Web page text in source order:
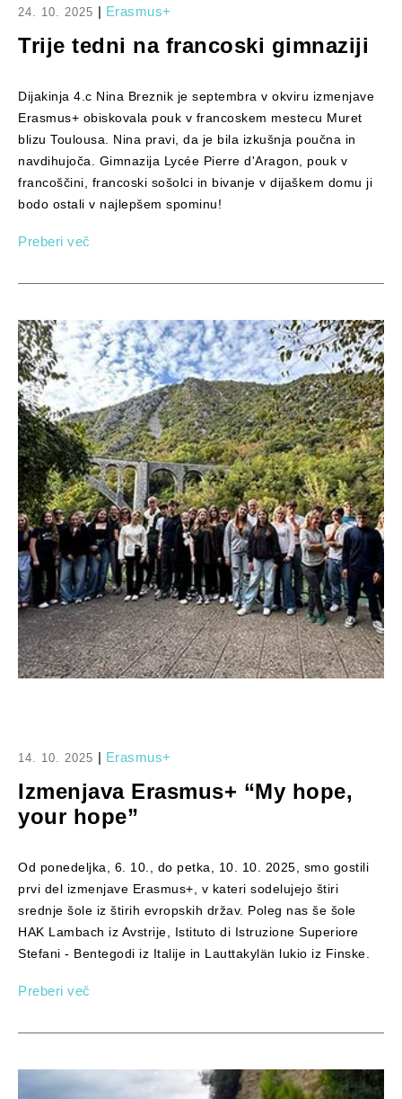
24. 10. 2025 | Erasmus+
Trije tedni na francoski gimnaziji
Dijakinja 4.c Nina Breznik je septembra v okviru izmenjave
Erasmus+ obiskovala pouk v francoskem mestecu Muret
blizu Toulousa. Nina pravi, da je bila izkušnja poučna in
navdihujoča. Gimnazija Lycée Pierre d'Aragon, pouk v
francoščini, francoski sošolci in bivanje v dijaškem domu ji
bodo ostali v najlepšem spominu!
Preberi več
14. 10. 2025 | Erasmus+
Izmenjava Erasmus+ “My hope,
your hope”
Od ponedeljka, 6. 10., do petka, 10. 10. 2025, smo gostili
prvi del izmenjave Erasmus+, v kateri sodelujejo štiri
srednje šole iz štirih evropskih držav. Poleg nas še šole
HAK Lambach iz Avstrije, Istituto di Istruzione Superiore
Stefani - Bentegodi iz Italije in Lauttakylän lukio iz Finske.
Preberi več